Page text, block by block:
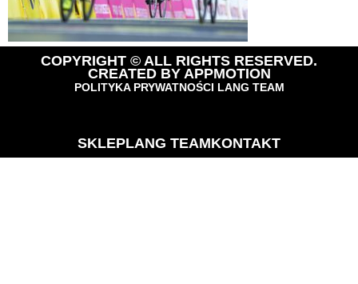
COPYRIGHT © ALL RIGHTS RESERVED.
CREATED BY APPMOTION
POLITYKA PRYWATNOŚCI LANG TEAM
SKLEPLANG TEAMKONTAKT